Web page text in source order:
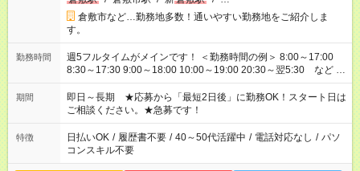
倉敷市など…勤務地多数！通いやすい勤務地をご紹介しま
す。
勤務時間
週5フルタイムがメインです！ ＜勤務時間の例＞ 8:00～17:00
8:30～17:30 9:00～18:00 10:00～19:00 20:30～翌5:30 など ★
その他にも勤務時間多数！ 日勤のみ、残業なし、交替制など
ご希望を教えてください！
期間
即日～長期 ★応募から「最短2日後」に勤務OK！スタート日は
ご相談ください。★急募です！
特徴 日払いOK / 履歴書不要 / 40～50代活躍中 / 電話対応なし / パソ
コンスキル不要